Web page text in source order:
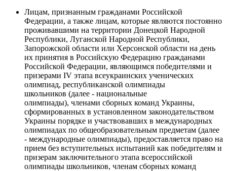
Лицам, признанным гражданами Российской
Федерации, а также лицам, которые являются постоянно
проживавшими на территории Донецкой Народной
Республики, Луганской Народной Республики,
Запорожской области или Херсонской области на день
их принятия в Российскую Федерацию гражданами
Российской Федерации, являющимся победителями и
призерами IV этапа всеукраинских ученических
олимпиад, республиканской олимпиады
школьников (далее - национальные
олимпиады), членами сборных команд Украины,
сформированных в установленном законодательством
Украины порядке и участвовавших в международных
олимпиадах по общеобразовательным предметам (далее
- международные олимпиады), предоставляется право на
прием без вступительных испытаний как победителям и
призерам заключительного этапа всероссийской
олимпиады школьников, членам сборных команд